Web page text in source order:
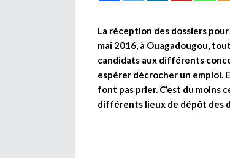
La réception des dossiers
mai 2016, à Ouagadougou,
candidats aux différents
espérer décrocher un emploi.
font pas prier. C’est du moins
différents lieux de dépôt des